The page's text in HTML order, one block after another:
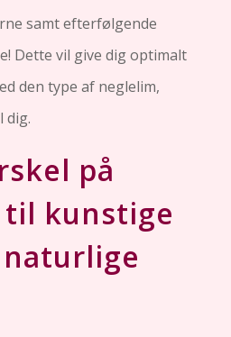
samt efterfølgende
Dette vil give dig optimalt
den type af neglelim,
dig.
på
kunstige